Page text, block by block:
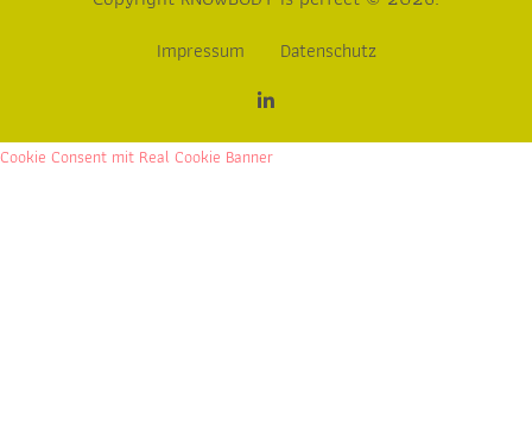
Impressum Datenschutz
Cookie Consent mit Real Cookie Banner